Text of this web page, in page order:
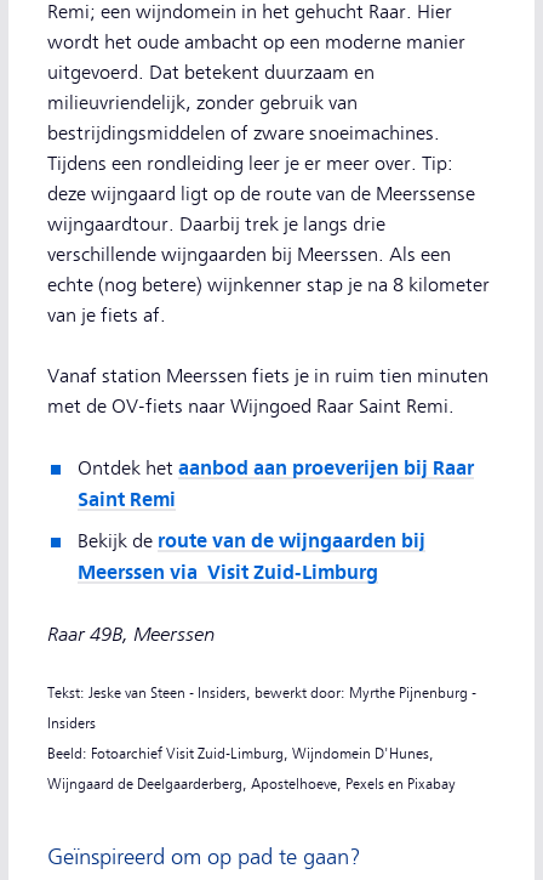
Remi; een wijndomein in het gehucht Raar. Hier
wordt het oude ambacht op een moderne manier
uitgevoerd. Dat betekent duurzaam en
milieuvriendelijk, zonder gebruik van
bestrijdingsmiddelen of zware snoeimachines.
Tijdens een rondleiding leer je er meer over. Tip:
deze wijngaard ligt op de route van de Meerssense
wijngaardtour. Daarbij trek je langs drie
verschillende wijngaarden bij Meerssen. Als een
echte (nog betere) wijnkenner stap je na 8 kilometer
van je fiets af.
Vanaf station Meerssen fiets je in ruim tien minuten
met de OV-fiets naar Wijngoed Raar Saint Remi.
Ontdek het aanbod aan proeverijen bij Raar
Saint Remi
Bekijk de route van de wijngaarden bij
Meerssen via Visit Zuid-Limburg
Raar 49B, Meerssen
Tekst: Jeske van Steen - Insiders, bewerkt door: Myrthe Pijnenburg -
Insiders
Beeld: Fotoarchief Visit Zuid-Limburg, Wijndomein D'Hunes,
Wijngaard de Deelgaarderberg, Apostelhoeve, Pexels en Pixabay
Geïnspireerd om op pad te gaan?